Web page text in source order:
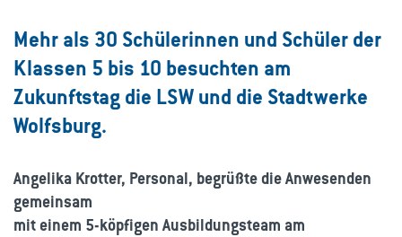
Mehr als 30 Schülerinnen und Schüler der
Klassen 5 bis 10 besuchten am
Zukunftstag die LSW und die Stadtwerke
Wolfsburg.
Angelika Krotter, Personal, begrüßte die Anwesenden
gemeinsam
mit einem 5-köpfigen Ausbildungsteam am